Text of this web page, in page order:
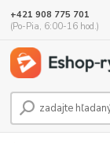
+421 908 775 701
(Po-Pia, 6:00-16 hod.)